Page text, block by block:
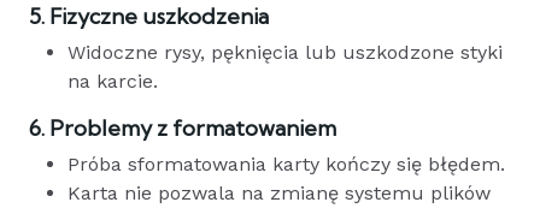
5. Fizyczne uszkodzenia
Widoczne rysy, pęknięcia lub uszkodzone styki
na karcie.
6. Problemy z formatowaniem
Próba sformatowania karty kończy się błędem.
Karta nie pozwala na zmianę systemu plików